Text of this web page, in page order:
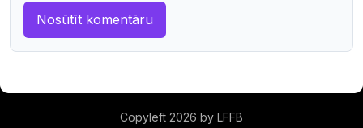
Copyleft 2026 by LFFB